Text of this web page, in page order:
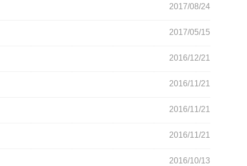
2017/08/24
2017/05/15
2016/12/21
2016/11/21
2016/11/21
2016/11/21
2016/10/13